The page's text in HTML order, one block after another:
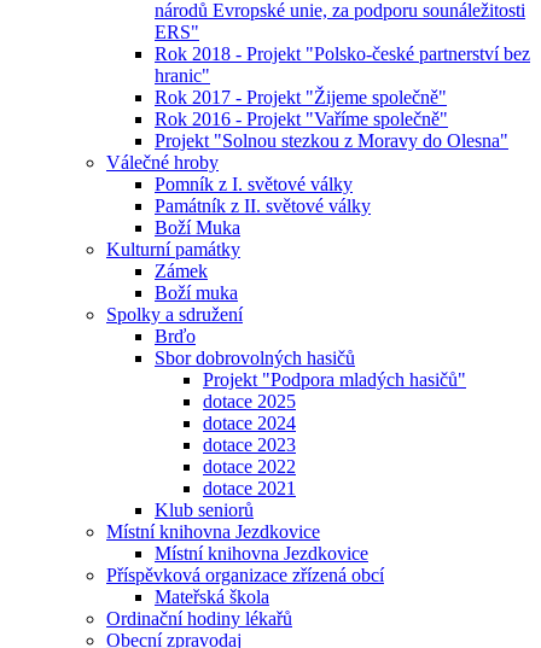
národů Evropské unie, za podporu sounáležitosti
ERS"
Rok 2018 - Projekt "Polsko-české partnerství bez
hranic"
Rok 2017 - Projekt "Žijeme společně"
Rok 2016 - Projekt "Vaříme společně"
Projekt "Solnou stezkou z Moravy do Olesna"
Válečné hroby
Pomník z I. světové války
Památník z II. světové války
Boží Muka
Kulturní památky
Zámek
Boží muka
Spolky a sdružení
Brďo
Sbor dobrovolných hasičů
Projekt "Podpora mladých hasičů"
dotace 2025
dotace 2024
dotace 2023
dotace 2022
dotace 2021
Klub seniorů
Místní knihovna Jezdkovice
Místní knihovna Jezdkovice
Příspěvková organizace zřízená obcí
Mateřská škola
Ordinační hodiny lékařů
Obecní zpravodaj